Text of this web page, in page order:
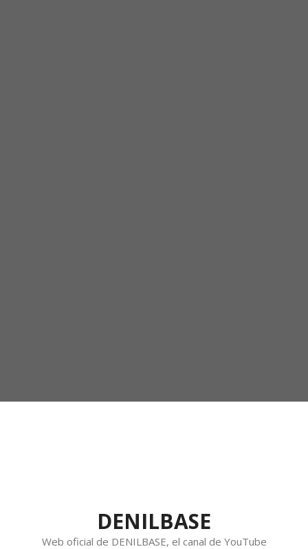
DENILBASE
Web oficial de DENILBASE, el canal de YouTube